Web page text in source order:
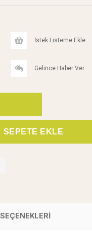
İstek Listeme Ekle
Gelince Haber Ver